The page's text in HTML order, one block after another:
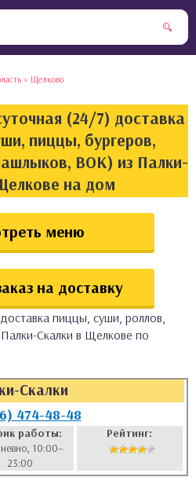
» Щелково
(24/7) доставка
пиццы, бургеров,
ВОК) из Палки-
на дом
меню
на доставку
пиццы, суши, роллов,
Скалки в Щелкове по
Скалки
474-48-48
работы:
10:00–
23:00
Рейтинг: